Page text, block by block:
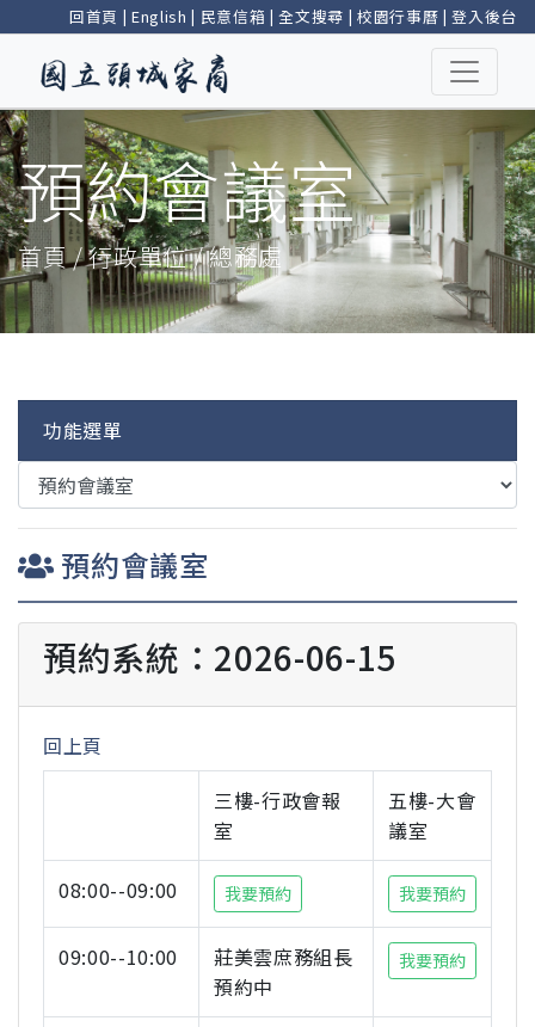
回首頁 | English | 民意信箱 |全文搜尋 | 校園行事曆 |登入後台
預約會議室
首頁 / 行政單位 / 總務處
功能選單
預約會議室
預約系統：2026-06-15
回上頁
三樓-行政會報
室
五樓-大會
議室
08:00--09:00 我要預約 我要預約
09:00--10:00
莊美雲庶務組長
預約中
我要預約